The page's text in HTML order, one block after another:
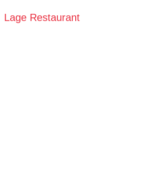
Lage Restaurant